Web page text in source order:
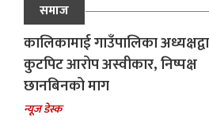
समाज
कालिकामाई गाउँपालिका
कुटपिट आरोप अस्वीकार, निष्पक्ष
छानबिनको माग
न्यूज डेस्क